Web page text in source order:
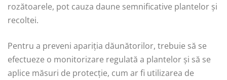
rozătoarele, pot cauza daune semnificative plantelor și
recoltei.
Pentru a preveni apariția dăunătorilor, trebuie să se
efectueze o monitorizare regulată a plantelor și să se
aplice măsuri de protecție, cum ar fi utilizarea de